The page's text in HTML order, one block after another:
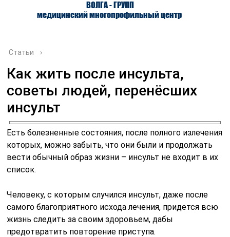
ВОЛГА - ГРУПП
медицинский многопрофильный центр
О ЦЕНТРЕ ВРАЧИ УСЛУГИ
Статьи ›
Как жить после инсульта,
советы людей, перенёсших
инсульт
Есть болезненные состояния, после полного излечения
которых, можно забыть, что они были и продолжать
вести обычный образ жизни – инсульт не входит в их
список.
Человеку, с которым случился инсульт, даже после
самого благоприятного исхода лечения, придется всю
жизнь следить за своим здоровьем, дабы
предотвратить повторение приступа.